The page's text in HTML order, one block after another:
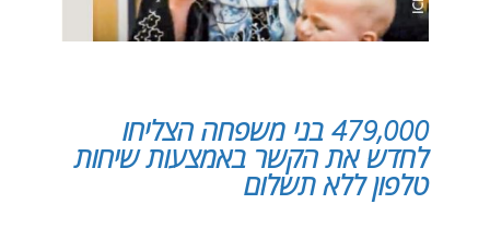
479,000 בני משפחה הצליחו
לחדש את הקשר באמצעות שיחות
טלפון ללא תשלום